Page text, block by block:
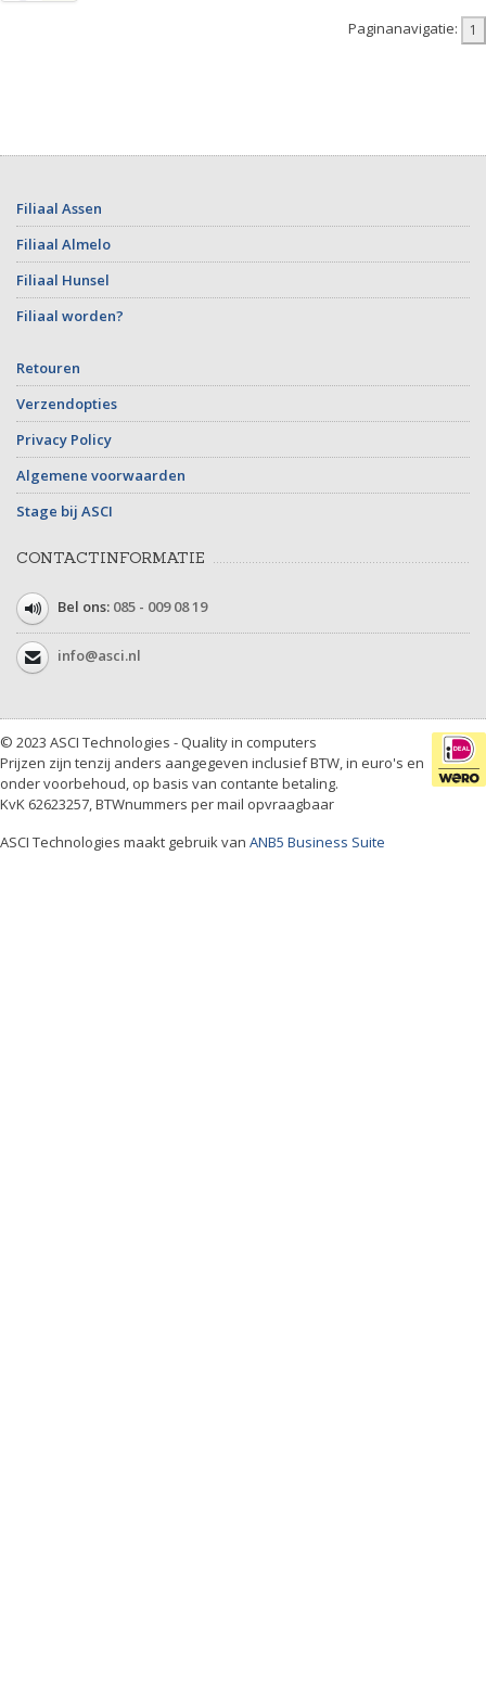
Paginanavigatie:
Filiaal Assen
Filiaal Almelo
Filiaal Hunsel
Filiaal worden?
Retouren
Verzendopties
Privacy Policy
Algemene voorwaarden
Stage bij ASCI
CONTACTINFORMATIE
Bel ons: 085 - 009 08 19
info@asci.nl
© 2023 ASCI Technologies - Quality in computers
Prijzen zijn tenzij anders aangegeven inclusief BTW, in euro's en
onder voorbehoud, op basis van contante betaling.
KvK 62623257, BTWnummers per mail opvraagbaar
ASCI Technologies maakt gebruik van ANB5 Business Suite